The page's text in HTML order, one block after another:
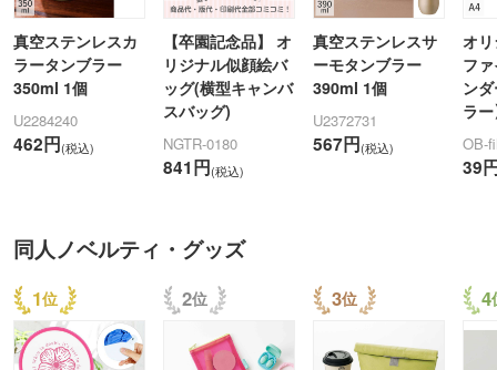
真空ステンレスカ
ラータンブラー
350ml 1個
U2284240
462円(税込)
【卒園記念品】 オ
リジナル似顔絵バ
ッグ(横型キャンバ
スバッグ)
NGTR-0180
841円(税込)
真空ステンレスサ
ーモタンブラー
390ml 1個
U2372731
567円(税込)
オ
フ
ン
ラ
OB-
39
同人ノベルティ・グッズ
1 2 3 4